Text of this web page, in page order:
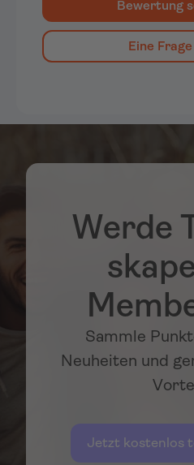
Bewertung
Eine
Werde
Sammle
Neuheiten und
Jetzt kostenlos